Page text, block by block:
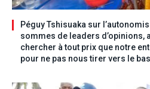
Péguy Tshisuaka sur
sommes de leaders d’opinions,
chercher à tout prix que notre
pour ne pas nous tirer vers le